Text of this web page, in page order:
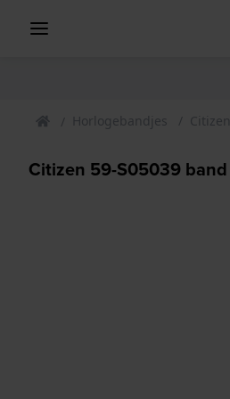
Horlogebandjes Citizen
Citizen 59-S05039 band